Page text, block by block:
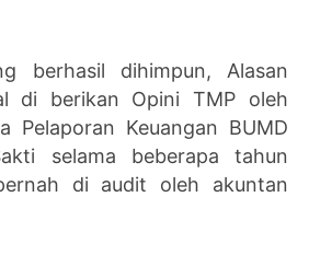
berhasil dihimpun, Alasan
di berikan Opini TMP oleh
Pelaporan Keuangan BUMD
selama beberapa tahun
di audit oleh akuntan